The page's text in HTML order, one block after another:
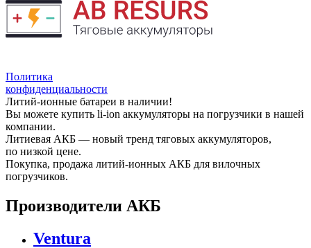
Политика
конфиденциальности
Литий-ионные батареи в наличии!
Вы можете купить li-ion аккумуляторы на погрузчики в нашей
компании.
Литиевая АКБ — новый тренд тяговых аккумуляторов,
по низкой цене.
Покупка, продажа литий-ионных АКБ для вилочных
погрузчиков.
Производители АКБ
Ventura